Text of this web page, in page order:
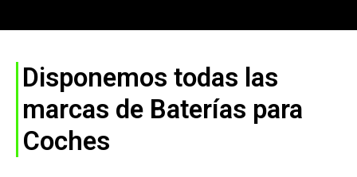
Disponemos todas las
marcas de Baterías para
Coches